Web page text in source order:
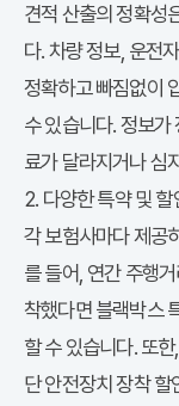
견적 산출의 정확성
다. 차량 정보, 운전
정확하고 빠짐없이
수 있습니다. 정보
료가 달라지거나 심
2. 다양한 특약 및
각 보험사마다 제공
를 들어, 연간 주행
착했다면 블랙박스
할 수 있습니다. 또
단 안전장치 장착 할